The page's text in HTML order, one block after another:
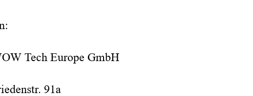
Tech Europe GmbH
91a